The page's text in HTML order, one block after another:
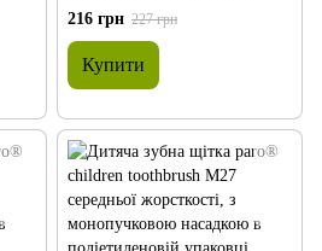
середньої жорсткості, з
монопучковою насадкою в
поліетиленовій упаковці, зелена
216 грн 227 грн
Купити